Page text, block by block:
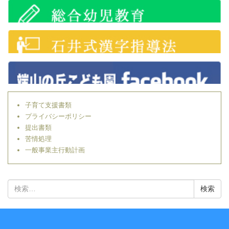
子育て支援書類
プライバシーポリシー
提出書類
苦情処理
一般事業主行動計画
索: